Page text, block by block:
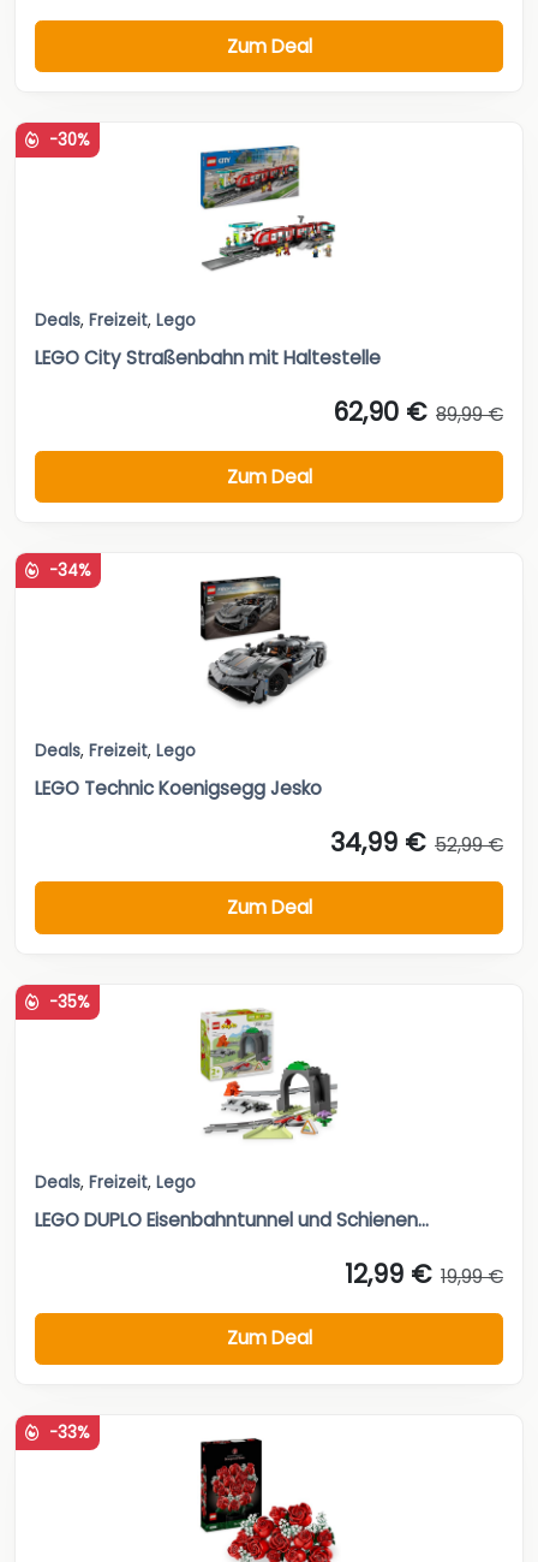
Zum Deal
-30%
Deals, Freizeit, Lego
LEGO City Straßenbahn mit Haltestelle
62,90 € 89,99 €
Zum Deal
-34%
Deals, Freizeit, Lego
LEGO Technic Koenigsegg Jesko
34,99 € 52,99 €
Zum Deal
-35%
Deals, Freizeit, Lego
LEGO DUPLO Eisenbahntunnel und Schienen...
12,99 € 19,99 €
Zum Deal
-33%